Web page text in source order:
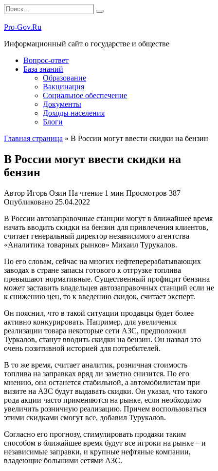
Перейти
к
содержанию
Search
for:
Pro-Gov.Ru
Информационный сайт о государстве и обществе
Вопрос-ответ
База знаний
Образование
Вакцинация
Социальное обеспечение
Документы
Доходы населения
Блоги
Главная страница » В России могут ввести скидки на бензин
В России могут ввести скидки на
бензин
Автор Игорь Озин На чтение 1 мин Просмотров 387
Опубликовано 25.04.2022
В России автозаправочные станции могут в ближайшее время
начать вводить скидки на бензин для привлечения клиентов,
считает генеральный директор независимого агентства
«Аналитика товарных рынков» Михаил Турукалов.
По его словам, сейчас на многих нефтеперерабатывающих
заводах в стране запасы готового к отгрузке топлива
превышают нормативные. Существенный профицит бензина
может заставить владельцев автозаправочных станций если не
к снижению цен, то к введению скидок, считает эксперт.
Он пояснил, что в такой ситуации продавцы будет более
активно конкурировать. Например, для увеличения
реализации товара некоторые сети АЗС, предположил
Туркалов, станут вводить скидки на бензин. Он назвал это
очень позитивной историей для потребителей.
В то же время, считает аналитик, розничная стоимость
топлива на заправках вряд ли заметно снизится. По его
мнению, она останется стабильной, а автомобилистам при
визите на АЗС будут выдавать скидки. Он указал, что такого
рода акции часто применяются на рынке, если необходимо
увеличить розничную реализацию. Причем воспользоваться
этими скидками смогут все, добавил Турукалов.
Согласно его прогнозу, стимулировать продажи таким
способом в ближайшее время будут все игроки на рынке – и
независимые заправки, и крупные нефтяные компании,
владеющие большими сетями АЗС.